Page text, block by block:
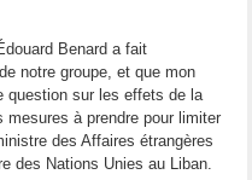
Benard a fait
notre groupe, et que mon
question sur les effets de la
à prendre pour limiter
des Affaires étrangères
des Nations Unies au Liban.